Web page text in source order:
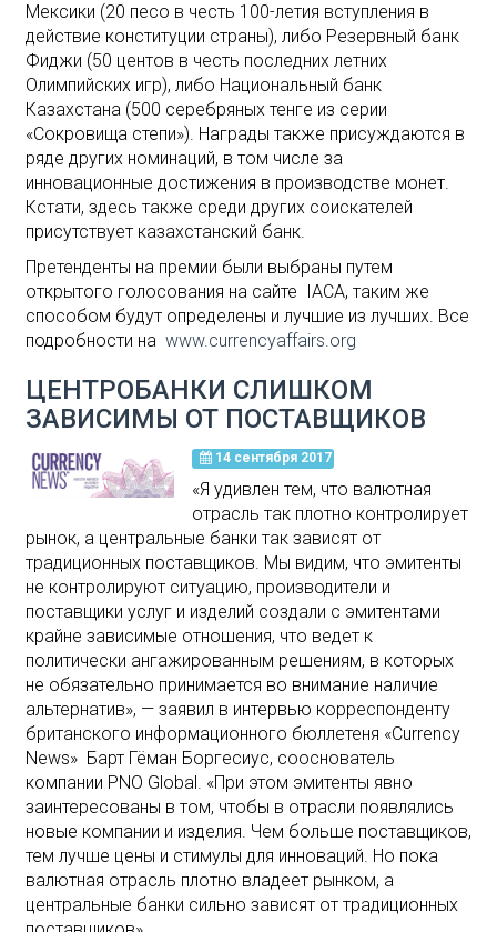
Мексики (20 песо в честь 100-летия вступления в
действие конституции страны), либо Резервный банк
Фиджи (50 центов в честь последних летних
Олимпийских игр), либо Национальный банк
Казахстана (500 серебряных тенге из серии
«Сокровища степи»). Награды также присуждаются в
ряде других номинаций, в том числе за
инновационные достижения в производстве монет.
Кстати, здесь также среди других соискателей
присутствует казахстанский банк.
Претенденты на премии были выбраны путем
открытого голосования на сайте IACA, таким же
способом будут определены и лучшие из лучших. Все
подробности на www.currencyaffairs.org
ЦЕНТРОБАНКИ СЛИШКОМ
ЗАВИСИМЫ ОТ ПОСТАВЩИКОВ
14 сентября 2017
«Я удивлен тем, что валютная
отрасль так плотно контролирует
рынок, а центральные банки так зависят от
традиционных поставщиков. Мы видим, что эмитенты
не контролируют ситуацию, производители и
поставщики услуг и изделий создали с эмитентами
крайне зависимые отношения, что ведет к
политически ангажированным решениям, в которых
не обязательно принимается во внимание наличие
альтернатив», — заявил в интервью корреспонденту
британского информационного бюллетеня «Currency
News» Барт Гёман Боргесиус, сооснователь
компании PNO Global. «При этом эмитенты явно
заинтересованы в том, чтобы в отрасли появлялись
новые компании и изделия. Чем больше поставщиков,
тем лучше цены и стимулы для инноваций. Но пока
валютная отрасль плотно владеет рынком, а
центральные банки сильно зависят от традиционных